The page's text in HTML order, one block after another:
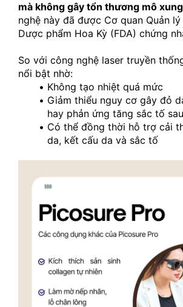
mà không gây tổn thương mô
nghệ này đã được Cơ quan Quản
Dược phẩm Hoa Kỳ (FDA) chứng
So với công nghệ laser truyền
nổi bật nhờ:
Không tạo nhiệt quá mức
Giảm thiểu nguy cơ gây đỏ
hay phản ứng tăng sắc tố
Có thể đồng thời hỗ trợ cải
da, kết cấu da và sắc tố